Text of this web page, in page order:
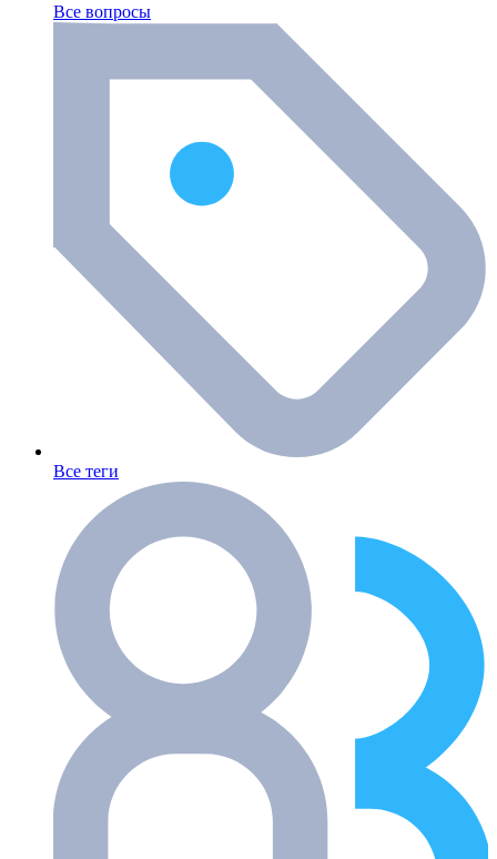
Все вопросы
Все теги